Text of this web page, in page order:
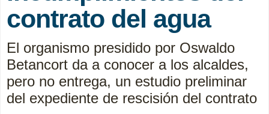
contrato del agua
El organismo presidido por Oswaldo
Betancort da a conocer a los alcaldes,
pero no entrega, un estudio preliminar
del expediente de rescisión del contrato